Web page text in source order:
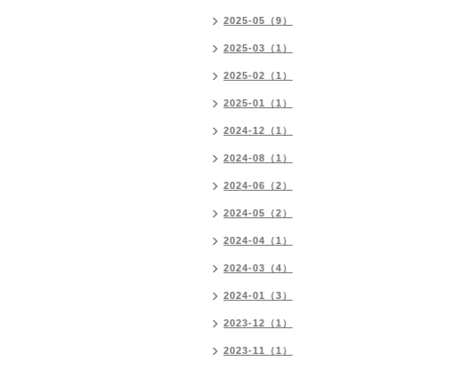
2025-05（9）
2025-03（1）
2025-02（1）
2025-01（1）
2024-12（1）
2024-08（1）
2024-06（2）
2024-05（2）
2024-04（1）
2024-03（4）
2024-01（3）
2023-12（1）
2023-11（1）